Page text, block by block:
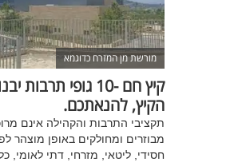
מורשת מן המזרח כדוגמא
קיץ חם -10 גופי
הקיץ, להנאתכם.
תקציבי התרבות והקהילה אינם
מבוזרים ומחולקים באופן מוצהר
חסידי, ליטאי, מזרחי, דתי לאומי,